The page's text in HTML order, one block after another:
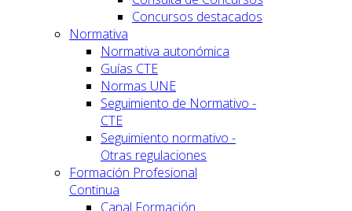
Concursos destacados
Normativa
Normativa autonómica
Guías CTE
Normas UNE
Seguimiento de Normativo -
CTE
Seguimiento normativo -
Otras regulaciones
Formación Profesional
Continua
Canal Formación